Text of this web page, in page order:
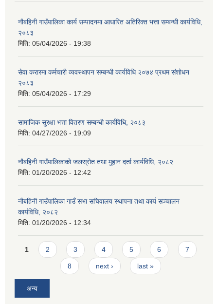
नौबहिनी गाउँपालिका कार्य सम्पादनमा आधारित अतिरिक्त भत्ता सम्बन्धी कार्यविधि,
२०८३
मिति: 05/04/2026 - 19:38
सेवा करारमा कर्मचारी व्यवस्थापन सम्बन्धी कार्यविधि २०७४ प्रथम संशोधन
२०८३
मिति: 05/04/2026 - 17:29
सामाजिक सुरक्षा भत्ता वितरण सम्बन्धी कार्यविधि, २०८३
मिति: 04/27/2026 - 19:09
नौबहिनी गाउँपालिकाको जलस्रोत तथा मुहान दर्ता कार्यविधि, २०८२
मिति: 01/20/2026 - 12:42
नौबहिनी गाउँपालिका गाउँ सभा सचिवालय स्थापना तथा कार्य सञ्चालन
कार्यविधि, २०८२
मिति: 01/20/2026 - 12:34
Pages
1 2 3 4 5 6 7
8 next › last »
अन्य